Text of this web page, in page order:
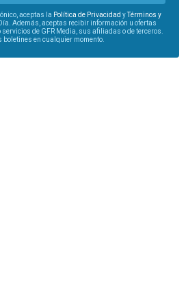
aceptas la Política de Privacidad yTérminos y
Además, aceptas recibir información u ofertas
de GFR Media, sus afiliadas o de terceros.
boletines en cualquier momento.